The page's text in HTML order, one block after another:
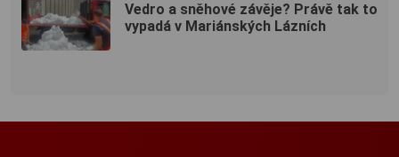
Vedro a sněhové závěje? Právě tak to
vypadá v Mariánských Lázních